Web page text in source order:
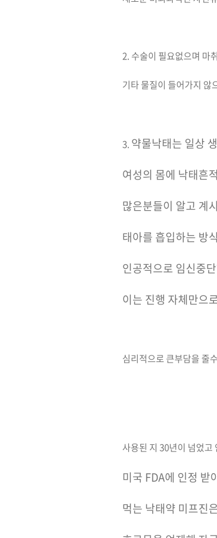
2. 수술이 필요없으며 마
기타 물질이 들어가지 않
3. 약물낙태는 일상
여성의 몸에 낙태흔
많은분들이 알고 계
태아를 흡입하는 방
인공적으로 임신중
이는 진행 자체만으
심리적으로 큰부담을 줄
사용된 지 30년이 넘었고
미국 FDA에 인정 받
먹는 낙태약 미프진